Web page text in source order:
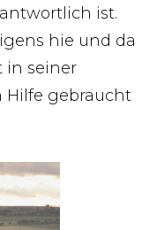
ist.
hie und da
in seiner
Hilfe gebraucht